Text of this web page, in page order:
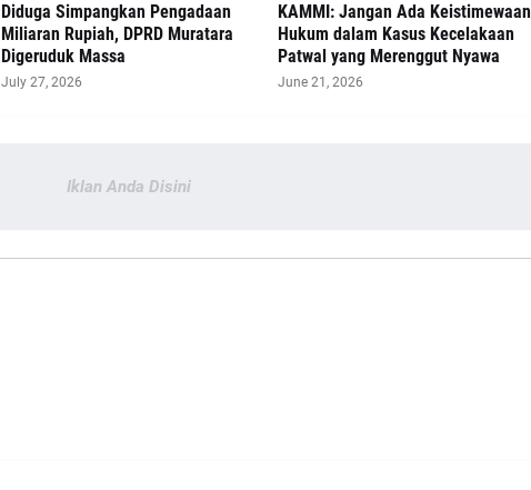
Diduga Simpangkan Pengadaan
Miliaran Rupiah, DPRD Muratara
Digeruduk Massa
July 27, 2026
‎KAMMI: Jangan Ada Keistimewaan
Hukum dalam Kasus Kecelakaan
Patwal yang Merenggut Nyawa
June 21, 2026
Iklan Anda Disini